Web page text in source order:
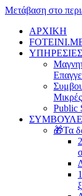
Μετάβαση στο
ΑΡΧΙΚΗ
ΥΠΗΡΕΣΙΕΣ
Public
🎁Τα